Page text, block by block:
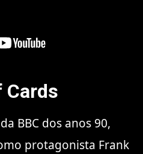
Cards
BBC dos anos 90,
protagonista Frank